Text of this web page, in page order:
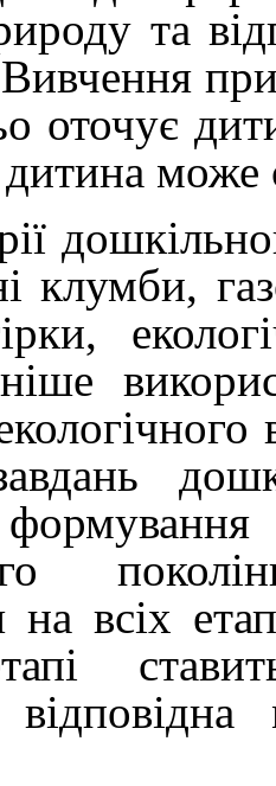
та
оточує
клумби,
на всіх